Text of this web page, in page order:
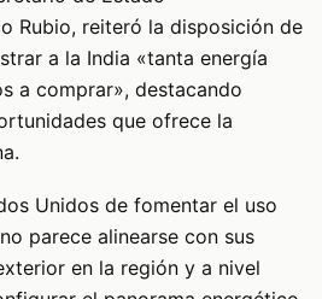
Rubio, reiteró la disposición de
a la India «tanta energía
a comprar», destacando
que ofrece la
Unidos de fomentar el uso
parece alinearse con sus
en la región y a nivel